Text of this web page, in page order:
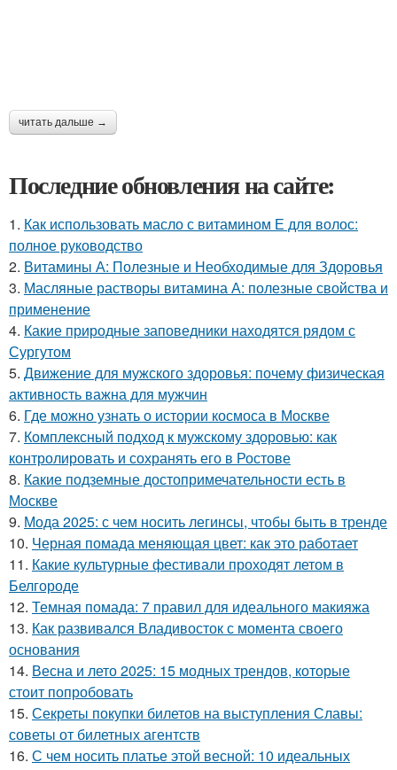
читать дальше →
Последние обновления на сайте:
1. Как использовать масло с витамином Е для волос:
полное руководство
2. Витамины А: Полезные и Необходимые для Здоровья
3. Масляные растворы витамина А: полезные свойства и
применение
4. Какие природные заповедники находятся рядом с
Сургутом
5. Движение для мужского здоровья: почему физическая
активность важна для мужчин
6. Где можно узнать о истории космоса в Москве
7. Комплексный подход к мужскому здоровью: как
контролировать и сохранять его в Ростове
8. Какие подземные достопримечательности есть в
Москве
9. Мода 2025: с чем носить легинсы, чтобы быть в тренде
10. Черная помада меняющая цвет: как это работает
11. Какие культурные фестивали проходят летом в
Белгороде
12. Темная помада: 7 правил для идеального макияжа
13. Как развивался Владивосток с момента своего
основания
14. Весна и лето 2025: 15 модных трендов, которые
стоит попробовать
15. Секреты покупки билетов на выступления Славы:
советы от билетных агентств
16. С чем носить платье этой весной: 10 идеальных